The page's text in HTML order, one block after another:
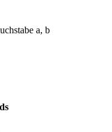
a, b